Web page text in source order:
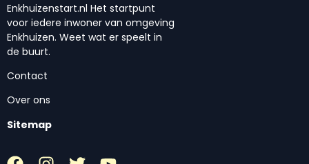
Enkhuizenstart.nl Het startpunt
voor iedere inwoner van omgeving
Enkhuizen. Weet wat er speelt in
de buurt.
Contact
Over ons
Sitemap